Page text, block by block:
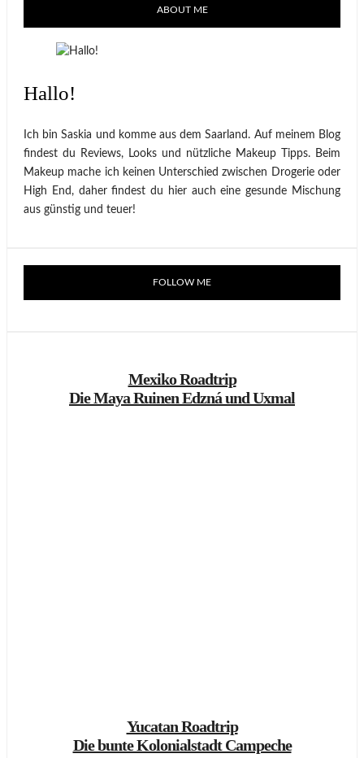
ABOUT ME
Hallo!
Ich bin Saskia und komme aus dem Saarland. Auf meinem Blog
findest du Reviews, Looks und nützliche Makeup Tipps. Beim
Makeup mache ich keinen Unterschied zwischen Drogerie oder
High End, daher findest du hier auch eine gesunde Mischung
aus günstig und teuer!
FOLLOW ME
Mexiko Roadtrip
Die Maya Ruinen Edzná und Uxmal
Yucatan Roadtrip
Die bunte Kolonialstadt Campeche